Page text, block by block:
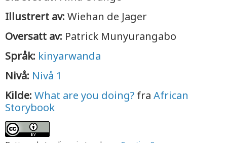
Illustrert av: Wiehan de Jager
Oversatt av: Patrick Munyurangabo
Språk: kinyarwanda
Nivå: Nivå 1
Kilde: What are you doing? fra African
Storybook